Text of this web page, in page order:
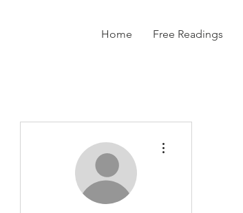
Home Free Readings